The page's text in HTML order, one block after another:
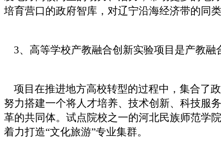
培育营口的政府智库，对辽宁沿海经济带的同
3、高等学校产教融合创新实验项目是产教融
项目在推进地方高校转型的过程中，集合了
努力搭建一个将人才培养、技术创新、科技服
革的共同体。试点院校之一的河北民族师范学
着力打造“文化旅游”专业集群。